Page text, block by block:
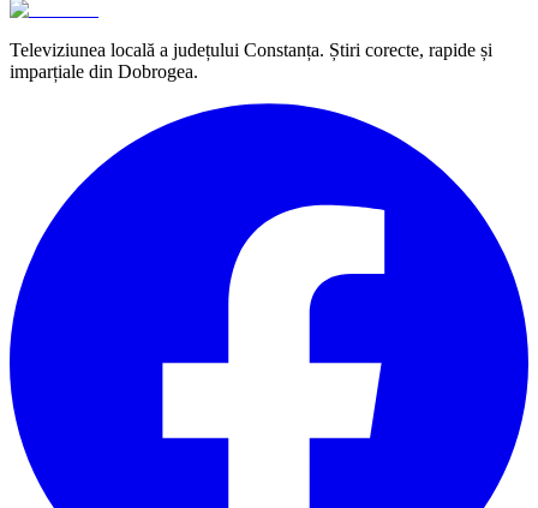
Televiziunea locală a județului Constanța. Știri corecte, rapide și
imparțiale din Dobrogea.